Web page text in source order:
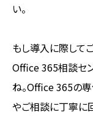
い。
もし導入に際して
Office 365相談セ
ね。Office 365の
やご相談に丁寧に